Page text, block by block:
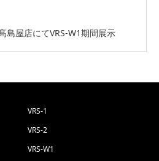
島屋店にてVRS-W1期間展示
VRS-1
VRS-2
VRS-W1